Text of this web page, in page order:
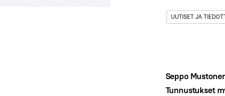
UUTISET JA
Seppo
Tunnustukset